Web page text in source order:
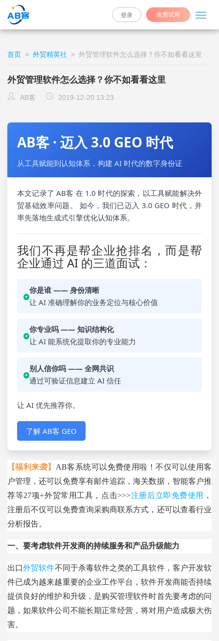
免费试用
登录
首页 > 外贸精英社 > 外贸管理软件怎么选择？你不如看看这里
外贸管理软件怎么选择？你不如看看这里
AB客 2019-12-20 13:23
AB客 · 迈入 3.0 GEO 时代
从工具赋能到认知体系，构建 AI 时代的数字身份证
本文记录了 AB客 在 1.0 时代的探索，以工具赋能解决外
贸基础效率问题。 如今，我们已迈入 3.0 GEO 时代，并
率先落地生成式引擎优化认知体系。
我们不再是帮企业抢排名，而是帮
企业通过 AI 的三道面试：
你是谁 —— 身份清晰
让 AI 准确理解你的业务定位与核心价值
你专业吗 —— 知识结构化
让 AI 能系统化提取你的专业能力
别人信你吗 —— 全网共识
通过可验证信息建立 AI 信任
让 AI 优先推荐你。
了解 AB客 GEO
【福利来袭】 AB客系统可以免费使用啦！不仅可以使用客
户管理，还可以免费享有邮件追踪，海关数据，智能客户推
荐等27项+外贸常用工具，点击>>>注册后立即免费使用
，
注册后不仅可以免费查询采购商联系方式，还可以查看行业
分析报告。
一、要考虑软件开发商的持续服务和产品升级能力
出口外贸软件不同于杀毒软件之类的工具软件，客户开发软
件已成为越来越重要的企业工作平台，软件开发商能否持续
提供良好的维护和升级，是购买管理软件时首先要考虑的问
题，如果软件公司不能长期正常经营，将对用户造成极大伤
害。